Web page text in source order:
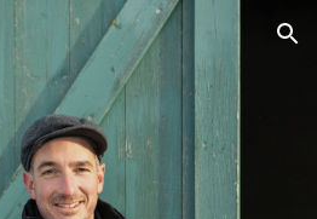
Skip to navigation